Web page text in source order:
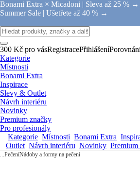
Bonami Extra × Micadoni | Sleva až 25 % →
Summer Sale | Ušetřete až 40 % →
300 Kč pro vásRegistracePřihlášení
Kategorie
Místnosti
Bonami Extra
Inspirace
Slevy & Outlet
Návrh interiéru
Novinky
Premium značky
Pro profesionály
Kategorie Místnosti Bonami Extra
Outlet Návrh interiéru Novinky Premium
...PečeníNádoby a formy na pečení